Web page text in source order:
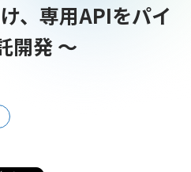
、専用APIをパイ
開発 ～